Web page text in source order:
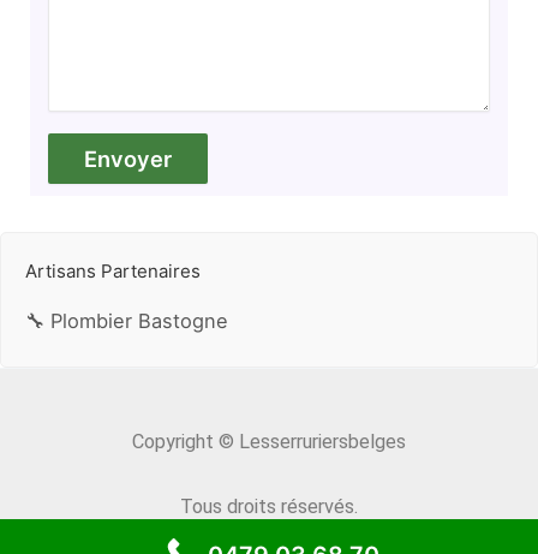
Artisans Partenaires
🔧 Plombier Bastogne
Copyright © Lesserruriersbelges
Tous droits réservés.